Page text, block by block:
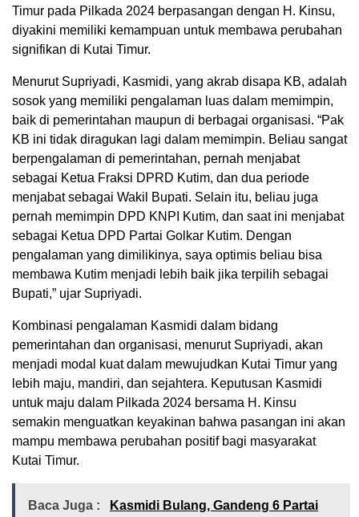
Timur pada Pilkada 2024 berpasangan dengan H. Kinsu,
diyakini memiliki kemampuan untuk membawa perubahan
signifikan di Kutai Timur.
Menurut Supriyadi, Kasmidi, yang akrab disapa KB, adalah
sosok yang memiliki pengalaman luas dalam memimpin,
baik di pemerintahan maupun di berbagai organisasi. “Pak
KB ini tidak diragukan lagi dalam memimpin. Beliau sangat
berpengalaman di pemerintahan, pernah menjabat
sebagai Ketua Fraksi DPRD Kutim, dan dua periode
menjabat sebagai Wakil Bupati. Selain itu, beliau juga
pernah memimpin DPD KNPI Kutim, dan saat ini menjabat
sebagai Ketua DPD Partai Golkar Kutim. Dengan
pengalaman yang dimilikinya, saya optimis beliau bisa
membawa Kutim menjadi lebih baik jika terpilih sebagai
Bupati,” ujar Supriyadi.
Kombinasi pengalaman Kasmidi dalam bidang
pemerintahan dan organisasi, menurut Supriyadi, akan
menjadi modal kuat dalam mewujudkan Kutai Timur yang
lebih maju, mandiri, dan sejahtera. Keputusan Kasmidi
untuk maju dalam Pilkada 2024 bersama H. Kinsu
semakin menguatkan keyakinan bahwa pasangan ini akan
mampu membawa perubahan positif bagi masyarakat
Kutai Timur.
Baca Juga :
Kasmidi Bulang, Gandeng 6 Partai